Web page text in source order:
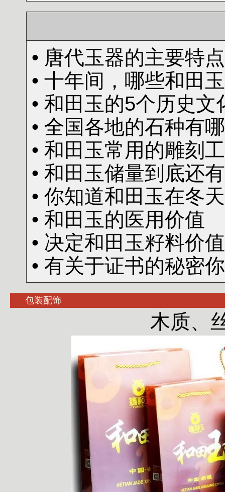
• 唐代玉器的主要特点
• 十年间，哪些和田
• 和田玉的5个历史文
• 全国各地的石种有
• 和田玉常用的雕刻
• 和田玉储量到底还
• 你知道和田玉在冬
• 和田玉的医用价值
• 决定和田玉籽料价
• 有关于证书的秘密
包装配饰
木质、